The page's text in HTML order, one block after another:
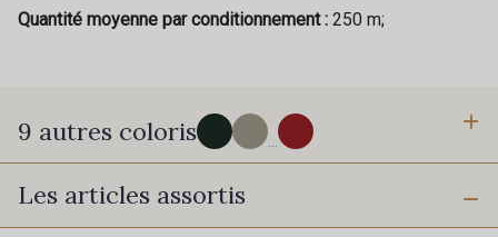
Quantité moyenne par conditionnement : 250 m;
9 autres coloris
280 - Black-2
Les articles assortis